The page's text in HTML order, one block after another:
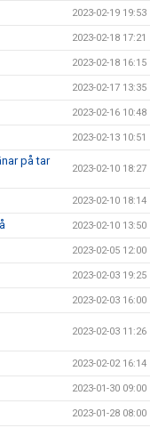
2023-02-19 19:53
2023-02-18 17:21
2023-02-18 16:15
2023-02-17 13:35
2023-02-16 10:48
2023-02-13 10:51
på tar
2023-02-10 18:27
2023-02-10 18:14
2023-02-10 13:50
2023-02-05 12:00
2023-02-03 19:25
2023-02-03 16:00
2023-02-03 11:26
2023-02-02 16:14
2023-01-30 09:00
2023-01-28 08:00